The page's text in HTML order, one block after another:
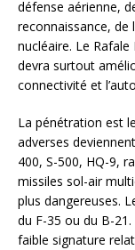
défense aérienne,
reconnaissance, de
nucléaire. Le
devra surtout
connectivité et
La pénétration est
adverses
400, S-500, HQ-9,
missiles sol-air
plus dangereuses.
du F-35 ou du B-
faible signature